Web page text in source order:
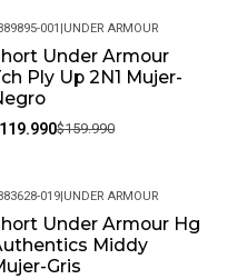
-25%
001 |UNDER ARMOUR
Under Armour
Ply Up 2N1 Mujer-
$159.990
-25%
019|UNDER ARMOUR
Under Armour Hg
Middy
Gris